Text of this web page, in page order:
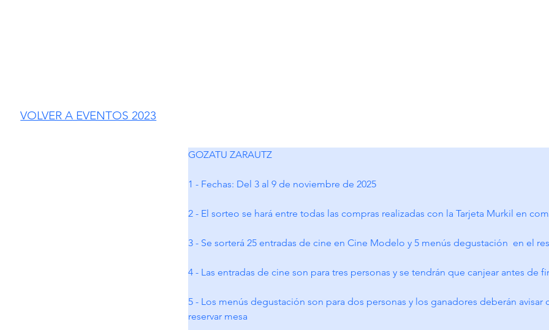
VOLVER A EVENTOS 2023
GOZATU ZARAUTZ
1 - Fechas: Del 3 al 9 de noviembre de 2025
2 - El sorteo se hará entre todas las compras realizadas con la Tarjeta Murkil en
3 - Se sorterá 25 entradas de cine en Cine Modelo y 5 menús degustación  en el
4 - Las entradas de cine son para tres personas y se tendrán que canjear antes de
5 - Los menús degustación son para dos personas y los ganadores deberán avisar
reservar mesa